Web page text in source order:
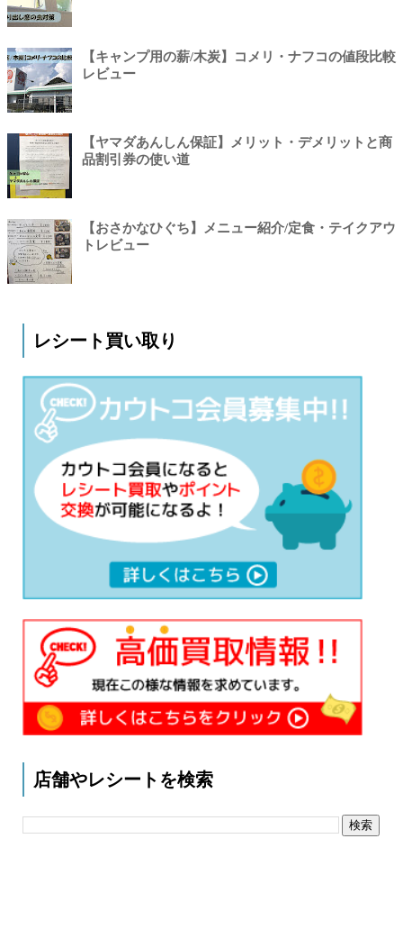
【キャンプ用の薪/木炭】コメリ・ナフコの値段比較
レビュー
【ヤマダあんしん保証】メリット・デメリットと商
品割引券の使い道
【おさかなひぐち】メニュー紹介/定食・テイクアウ
トレビュー
レシート買い取り
店舗やレシートを検索